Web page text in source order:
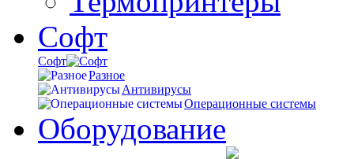
Софт
Софт
Разное
Антивирусы
Операционные системы
Оборудование